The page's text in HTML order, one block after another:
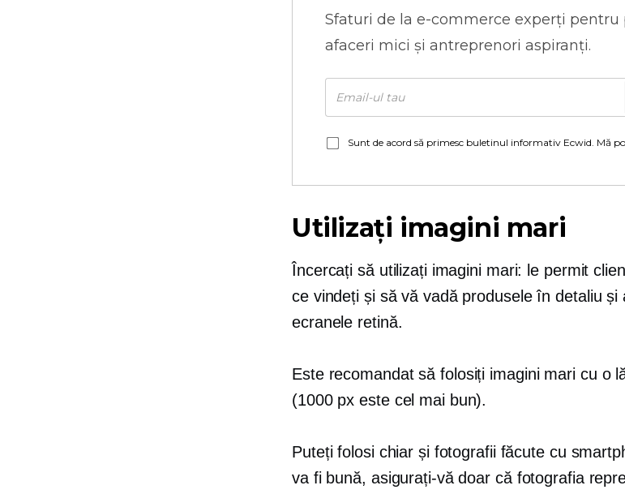
Sfaturi de la e-commerce experți pentru
afaceri mici și antreprenori aspiranți.
Sunt de acord să primesc buletinul informativ Ecwid. Mă
Utilizați imagini mari
Încercați să utilizați imagini mari: le permit
ce vindeți și să vă vadă produsele în detaliu și
ecranele retină.
Este recomandat să folosiți imagini mari cu o
(1000 px este cel mai bun).
Puteți folosi chiar și fotografii făcute cu
va fi bună, asigurați-vă doar că fotografia